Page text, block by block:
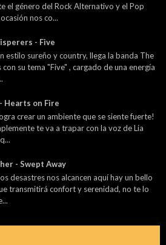
el género del Rock Alternativo y el Pop
nos co...
- Five
estilo sureño y country, llega la banda The
su tema "Five" , cargado de una energía
Hearts on Fire
crear un ambiente que se siente fuerte!
te va a trapar con la voz de Lia
- Swept Away
desastres nos alcancen aquí hay un bello
transmitirá confort y serenidad, no te lo